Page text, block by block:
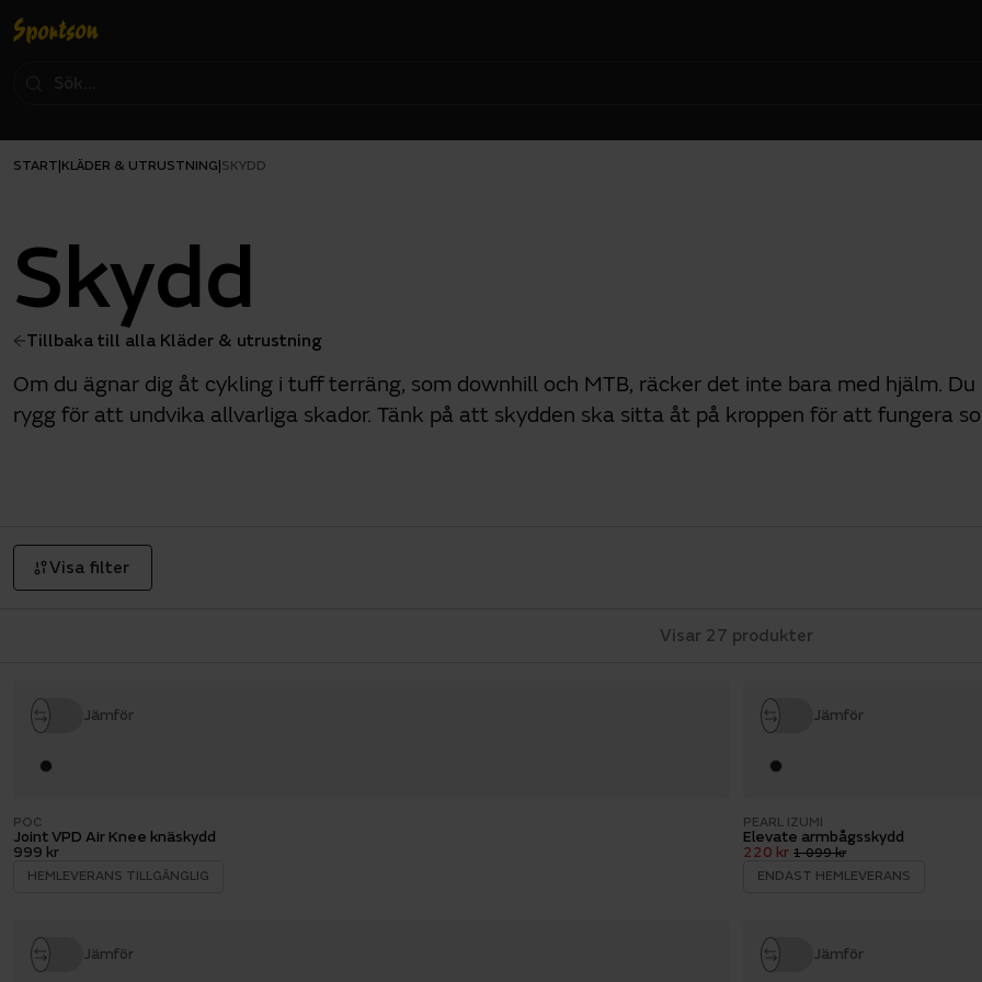
START KLÄDER & UTRUSTNING SKYDD
Skydd
Tillbaka till alla Kläder & utrustning
Om du ägnar dig åt cykling i tuff terräng, som downhill och MTB, räcker det inte bara med hjälm.
rygg för att undvika allvarliga skador. Tänk på att skydden ska sitta åt på kroppen för att fungera
Visa filter
Visar 27 produkter
Jämför
POC
Joint VPD Air Knee knäskydd
999 kr
HEMLEVERANS TILLGÄNGLIG
Jämför
PEARL IZUMI
Elevate armbågsskydd
220 kr 1 099 kr
ENDAST HEMLEVERANS
Jämför Jämför